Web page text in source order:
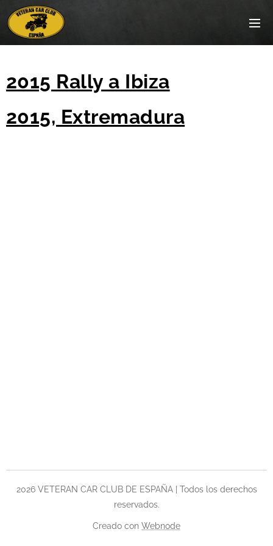
2015 Rally a Ibiza
2015, Extremadura
2026 VETERAN CAR CLUB DE ESPAÑA | Todos los derechos
reservados.
Creado con Webnode